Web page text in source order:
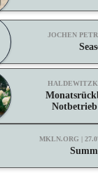
JOCHEN
MKLN.ORG |